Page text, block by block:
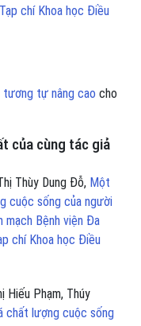
Tạp chí Khoa học Điều
tự nâng cao cho
của cùng tác giả
Thùy Dung Đỗ, Một
cuộc sống của người
mạch Bệnh viện Đa
chí Khoa học Điều
Hiếu Phạm, Thúy
chất lượng cuộc sống